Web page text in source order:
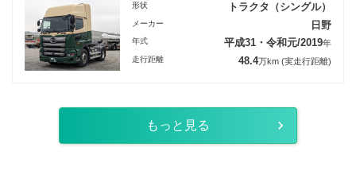
形状 トラクタ（シングル）
メーカー 日野
年式 平成31・令和元/2019年
走行距離 48.4万km (実走行距離)
もっと見る